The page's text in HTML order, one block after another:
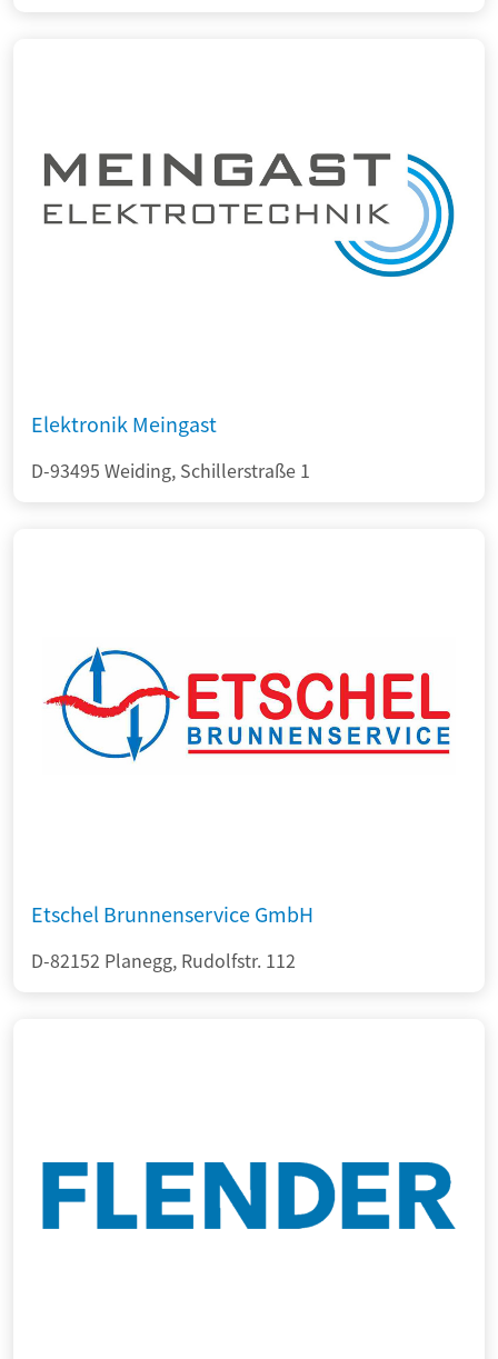
Elektronik Meingast
D-93495 Weiding, Schillerstraße 1
Etschel Brunnenservice GmbH
D-82152 Planegg, Rudolfstr. 112